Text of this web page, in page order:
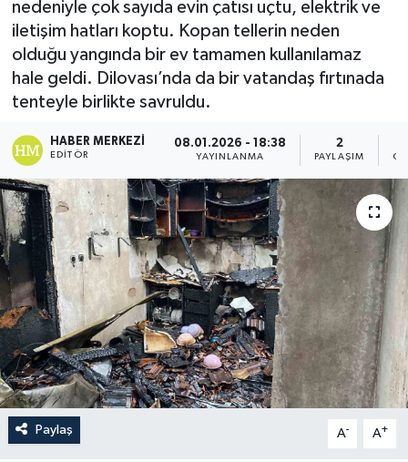
nedeniyle çok sayıda evin çatısı uçtu, elektrik ve
iletişim hatları koptu. Kopan tellerin neden
olduğu yangında bir ev tamamen kullanılamaz
hale geldi. Dilovası’nda da bir vatandaş fırtınada
tenteyle birlikte savruldu.
HABER MERKEZI
EDITÖR
08.01.2026 - 18:38
YAYINLANMA
2
PAYLAŞIM
Paylaş A- A+